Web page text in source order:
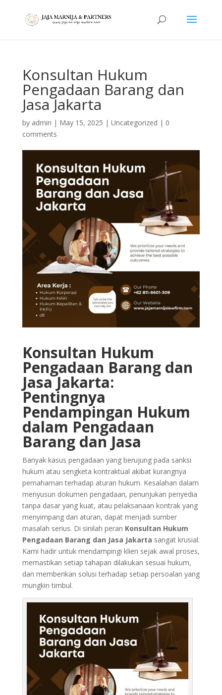
Konsultan Hukum
Pengadaan Barang dan
Jasa Jakarta
by admin | May 15, 2025 | Uncategorized | 0
comments
Konsultan Hukum
Pengadaan Barang dan
Jasa Jakarta:
Pentingnya
Pendampingan Hukum
dalam Pengadaan
Barang dan Jasa
Banyak kasus pengadaan yang berujung pada sanksi
hukum atau sengketa kontraktual akibat kurangnya
pemahaman terhadap aturan hukum. Kesalahan dalam
menyusun dokumen pengadaan, penunjukan penyedia
tanpa dasar yang kuat, atau pelaksanaan kontrak yang
menyimpang dari aturan, dapat menjadi sumber
masalah serius. Di sinilah peran Konsultan Hukum
Pengadaan Barang dan Jasa Jakarta sangat krusial.
Kami hadir untuk mendampingi klien sejak awal proses,
memastikan setiap tahapan dilakukan sesuai hukum,
dan memberikan solusi terhadap setiap persoalan yang
mungkin timbul.